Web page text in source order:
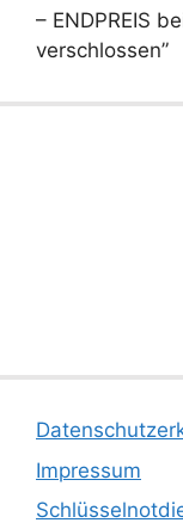
– ENDPREIS
verschlossen”
Impressum